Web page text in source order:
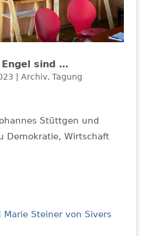
sind …
Archiv, Tagung
Stüttgen und
Demokratie, Wirtschaft